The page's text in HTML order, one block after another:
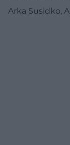
Arka Susidko,